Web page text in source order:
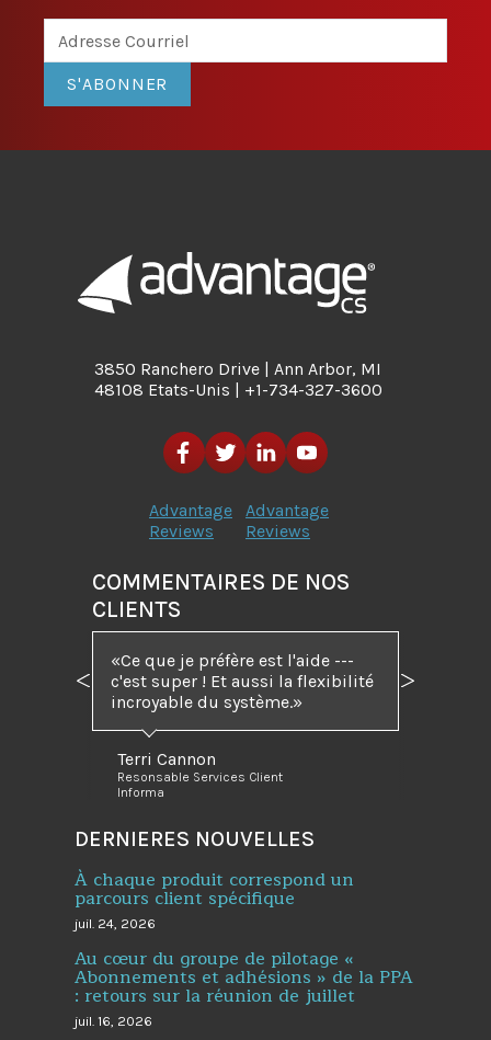
S'ABONNER
3850 Ranchero Drive | Ann Arbor, MI
48108 Etats-Unis | +1-734-327-3600
Advantage
Reviews
Advantage
Reviews
COMMENTAIRES DE NOS
CLIENTS
Ce que je préfère est l'aide ---
c'est super ! Et aussi la flexibilité
incroyable du système.
Terri Cannon
Resonsable Services Client
Informa
Précédent Suivant
DERNIERES NOUVELLES
À chaque produit correspond un
parcours client spécifique
juil. 24, 2026
Au cœur du groupe de pilotage «
Abonnements et adhésions » de la PPA
: retours sur la réunion de juillet
juil. 16, 2026